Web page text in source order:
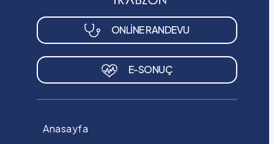
ONLİNE RANDEVU
E-SONUÇ
Anasayfa